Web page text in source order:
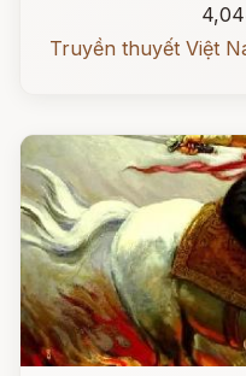
Truyền thuyết Việt